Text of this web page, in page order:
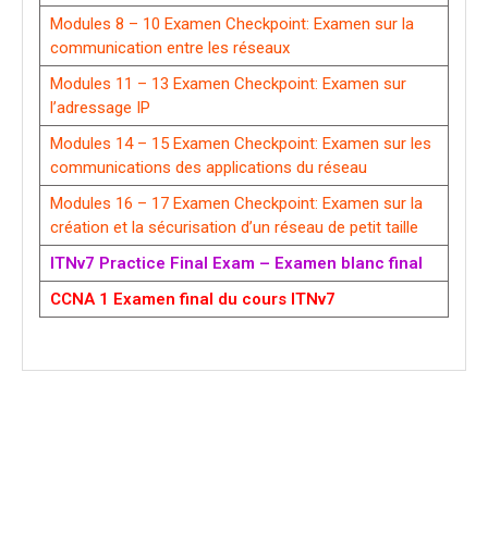
Modules 8 – 10 Examen Checkpoint: Examen sur la
communication entre les réseaux
Modules 11 – 13 Examen Checkpoint: Examen sur
l’adressage IP
Modules 14 – 15 Examen Checkpoint: Examen sur les
communications des applications du réseau
Modules 16 – 17 Examen Checkpoint: Examen sur la
création et la sécurisation d’un réseau de petit taille
ITNv7 Practice Final Exam – Examen blanc final
CCNA 1 Examen final du cours ITNv7